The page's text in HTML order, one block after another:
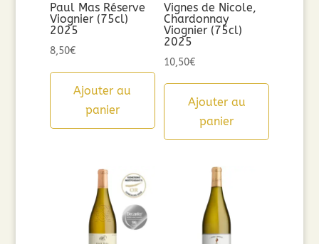
Paul Mas Réserve
Viognier (75cl)
2025
8,50€
Ajouter au
panier
Vignes de Nicole,
Chardonnay
Viognier (75cl)
2025
10,50€
Ajouter au
panier